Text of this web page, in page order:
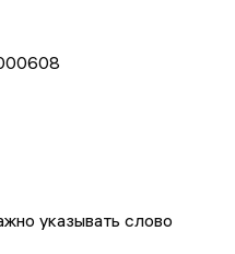
указывать слово